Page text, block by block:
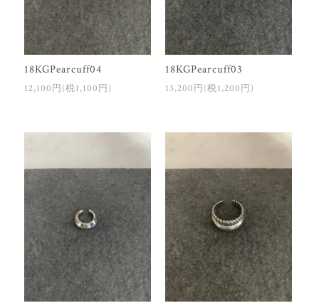
18KGPearcuff04
12,100円(税1,100円)
18KGPearcuff03
13,200円(税1,200円)